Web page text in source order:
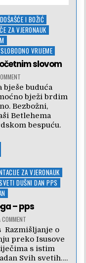
DOŠAŠĆE I BOŽIĆ
ZA VJERONAUK
VRIJEME
slovom
bješe buduća
bježi brdim
Bezbožni,
Betlehema
bespuću.
ZA VJERONAUK
DUŠNI DAN PPS
– pps
COMMENT
Razmišljanje o
preko Isusove
s istim
Svih svetih….